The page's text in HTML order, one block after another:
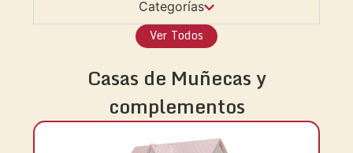
Categorías
Ver Todos
Casas de Muñecas y
complementos